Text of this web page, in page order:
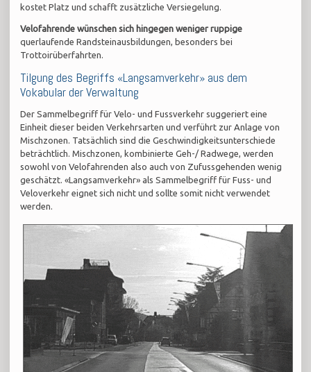
kostet Platz und schafft zusätzliche Versiegelung.
Velofahrende wünschen sich hingegen weniger ruppige
querlaufende Randsteinausbildungen, besonders bei
Trottoirüberfahrten.
Tilgung des Begriffs «Langsamverkehr» aus dem
Vokabular der Verwaltung
Der Sammelbegriff für Velo- und Fussverkehr suggeriert eine
Einheit dieser beiden Verkehrsarten und verführt zur Anlage von
Mischzonen. Tatsächlich sind die Geschwindigkeitsunterschiede
beträchtlich. Mischzonen, kombinierte Geh-/ Radwege, werden
sowohl von Velofahrenden also auch von Zufussgehenden wenig
geschätzt. «Langsamverkehr» als Sammelbegriff für Fuss- und
Veloverkehr eignet sich nicht und sollte somit nicht verwendet
werden.